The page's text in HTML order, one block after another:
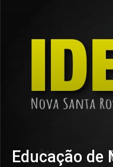
Educação de